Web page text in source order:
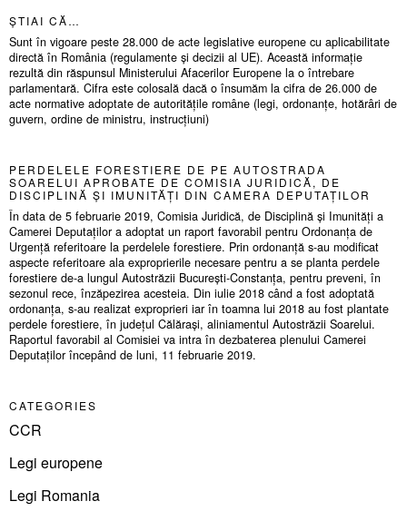
ȘTIAI CĂ…
Sunt în vigoare peste 28.000 de acte legislative europene cu aplicabilitate
directă în România (regulamente și decizii al UE). Această informație
rezultă din răspunsul Ministerului Afacerilor Europene la o întrebare
parlamentară. Cifra este colosală dacă o însumăm la cifra de 26.000 de
acte normative adoptate de autoritățile române (legi, ordonanțe, hotărâri de
guvern, ordine de ministru, instrucțiuni)
PERDELELE FORESTIERE DE PE AUTOSTRADA
SOARELUI APROBATE DE COMISIA JURIDICĂ, DE
DISCIPLINĂ ȘI IMUNITĂȚI DIN CAMERA DEPUTAȚILOR
În data de 5 februarie 2019, Comisia Juridică, de Disciplină și Imunități a
Camerei Deputaților a adoptat un raport favorabil pentru Ordonanța de
Urgență referitoare la perdelele forestiere. Prin ordonanță s-au modificat
aspecte referitoare ala exproprierile necesare pentru a se planta perdele
forestiere de-a lungul Autostrăzii București-Constanța, pentru preveni, în
sezonul rece, înzăpezirea acesteia. Din iulie 2018 când a fost adoptată
ordonanța, s-au realizat exproprieri iar în toamna lui 2018 au fost plantate
perdele forestiere, în județul Călărași, aliniamentul Autostrăzii Soarelui.
Raportul favorabil al Comisiei va intra în dezbaterea plenului Camerei
Deputaților începând de luni, 11 februarie 2019.
CATEGORIES
CCR
Legi europene
Legi Romania